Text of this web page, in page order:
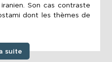
Son cas contraste
dont les thèmes de
suite